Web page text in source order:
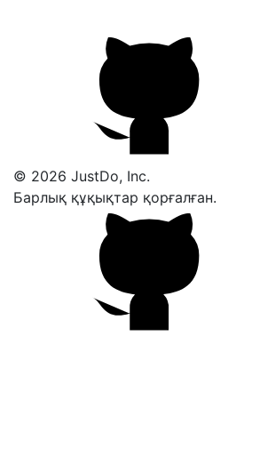
© 2026 JustDo, Inc.
Барлық құқықтар қорғалған.